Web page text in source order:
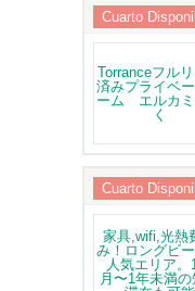
Cuarto
Cuarto